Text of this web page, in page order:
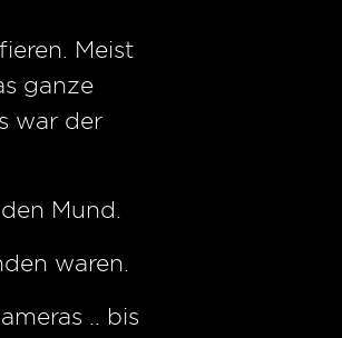
Meist
ganze
war der
Mund.
waren.
.. bis